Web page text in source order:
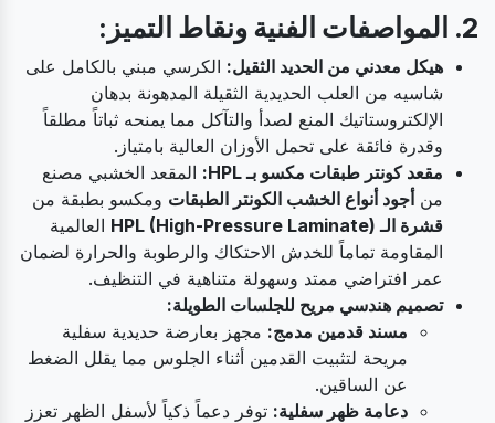
2. المواصفات الفنية ونقاط التميز:
هيكل معدني من الحديد الثقيل: الكرسي مبني بالكامل على
شاسيه من العلب الحديدية الثقيلة المدهونة بدهان
الإلكتروستاتيك المنع لصدأ والتآكل مما يمنحه ثباتاً مطلقاً
وقدرة فائقة على تحمل الأوزان العالية بامتياز.
مقعد كونتر طبقات مكسو بـ HPL:
المقعد الخشبي مصنع
من أجود أنواع الخشب الكونتر الطبقات ومكسو بطبقة من
قشرة الـ HPL (High-Pressure Laminate)
العالمية
المقاومة تماماً للخدش الاحتكاك والرطوبة والحرارة لضمان
عمر افتراضي ممتد وسهولة متناهية في التنظيف.
تصميم هندسي مريح للجلسات الطويلة:
مسند قدمين مدمج: مجهز بعارضة حديدية سفلية
مريحة لتثبيت القدمين أثناء الجلوس مما يقلل الضغط
عن الساقين.
دعامة ظهر سفلية: توفر دعماً ذكياً لأسفل الظهر تعزز